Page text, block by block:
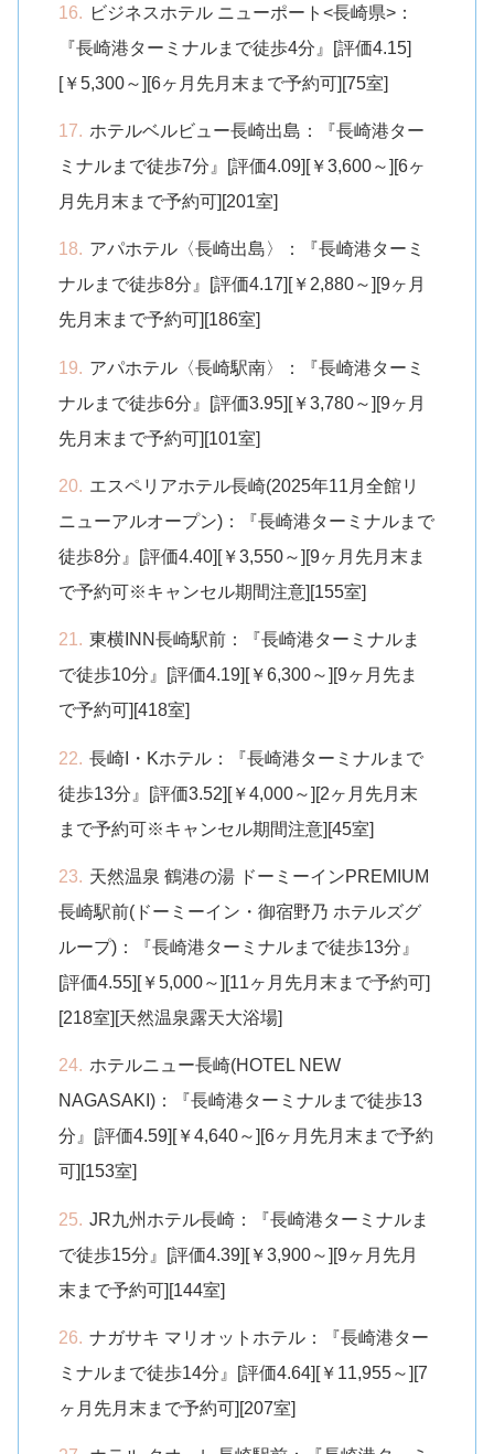
ビジネスホテル ニューポート<長崎県>：
『長崎港ターミナルまで徒歩4分』[評価4.15]
[￥5,300～][6ヶ月先月末まで予約可][75室]
ホテルベルビュー長崎出島：『長崎港ター
ミナルまで徒歩7分』[評価4.09][￥3,600～][6ヶ
月先月末まで予約可][201室]
アパホテル〈長崎出島〉：『長崎港ターミ
ナルまで徒歩8分』[評価4.17][￥2,880～][9ヶ月
先月末まで予約可][186室]
アパホテル〈長崎駅南〉：『長崎港ターミ
ナルまで徒歩6分』[評価3.95][￥3,780～][9ヶ月
先月末まで予約可][101室]
エスペリアホテル長崎(2025年11月全館リ
ニューアルオープン)：『長崎港ターミナルまで
徒歩8分』[評価4.40][￥3,550～][9ヶ月先月末ま
で予約可※キャンセル期間注意][155室]
東横INN長崎駅前：『長崎港ターミナルま
で徒歩10分』[評価4.19][￥6,300～][9ヶ月先ま
で予約可][418室]
長崎I・Kホテル：『長崎港ターミナルまで
徒歩13分』[評価3.52][￥4,000～][2ヶ月先月末
まで予約可※キャンセル期間注意][45室]
天然温泉 鶴港の湯 ドーミーインPREMIUM
長崎駅前(ドーミーイン・御宿野乃 ホテルズグ
ループ)：『長崎港ターミナルまで徒歩13分』
[評価4.55][￥5,000～][11ヶ月先月末まで予約可]
[218室][天然温泉露天大浴場]
ホテルニュー長崎(HOTEL NEW
NAGASAKI)：『長崎港ターミナルまで徒歩13
分』[評価4.59][￥4,640～][6ヶ月先月末まで予約
可][153室]
JR九州ホテル長崎：『長崎港ターミナルま
で徒歩15分』[評価4.39][￥3,900～][9ヶ月先月
末まで予約可][144室]
ナガサキ マリオットホテル：『長崎港ター
ミナルまで徒歩14分』[評価4.64][￥11,955～][7
ヶ月先月末まで予約可][207室]